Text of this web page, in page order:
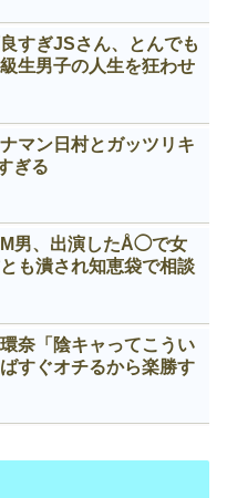
良すぎJSさん、とんでも
生男子の人生を狂わせ
ナマン日村とガッツリキ
ぎる
M男、出演したÅ◯で女
も潰され知恵袋で相談
環奈「陰キャってこうい
すぐオチるから楽勝す